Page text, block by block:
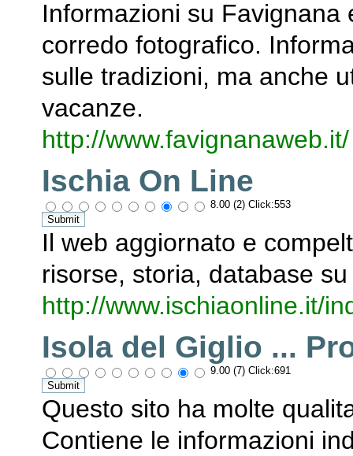
Informazioni su
corredo fotografico.
sulle tradizioni, ma anche
vacanze.
http://www.favignanaweb.it/
Ischia On Line
8.00 (2) Click:553
Il web aggiornato e
risorse, storia, database
http://www.ischiaonline.it/
Isola del Giglio ...
9.00 (7) Click:691
Questo sito ha molte
Contiene le informazioni